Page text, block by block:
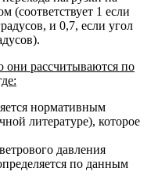
(соответствует 1 если
и 0,7, если угол
они рассчитываются по
нормативным
литературе), которое
давления
по данным